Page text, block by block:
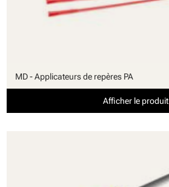
MD - Applicateurs de repères PA
Afficher le produit